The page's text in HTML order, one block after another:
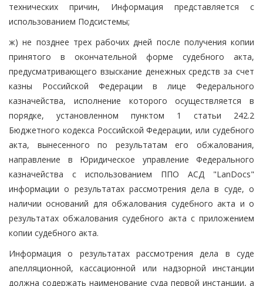
технических причин, Информация представляется с
использованием Подсистемы;
ж) не позднее трех рабочих дней после получения копии
принятого в окончательной форме судебного акта,
предусматривающего взыскание денежных средств за счет
казны Российской Федерации в лице Федерального
казначейства, исполнение которого осуществляется в
порядке, установленном пунктом 1 статьи 242.2
Бюджетного кодекса Российской Федерации, или судебного
акта, вынесенного по результатам его обжалования,
направление в Юридическое управление Федерального
казначейства с использованием ППО АСД "LanDocs"
информации о результатах рассмотрения дела в суде, о
наличии оснований для обжалования судебного акта и о
результатах обжалования судебного акта с приложением
копии судебного акта.
Информация о результатах рассмотрения дела в суде
апелляционной, кассационной или надзорной инстанции
должна содержать наименование суда первой инстанции, а